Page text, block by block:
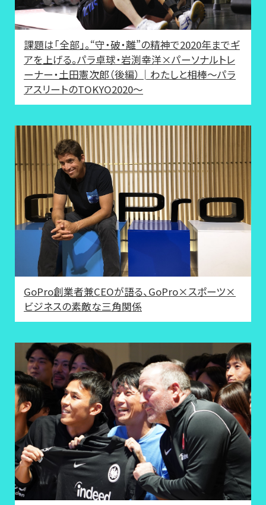
課題は「全部」。“守・破・離”の精神で2020年までギ
アを上げる。パラ卓球・岩渕幸洋×パーソナルトレ
ーナー・土田憲次郎（後編）│わたしと相棒～パラ
アスリートのTOKYO2020～
GoPro創業者兼CEOが語る、GoPro×スポーツ×
ビジネスの素敵な三角関係